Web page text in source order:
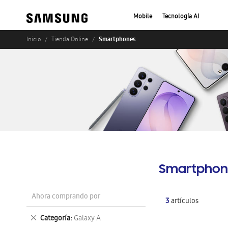
Mobile Tecnología AI
Inicio Tienda Online Smartphones
3artículos
Ahora comprando por
Categoría Galaxy A
Eliminar